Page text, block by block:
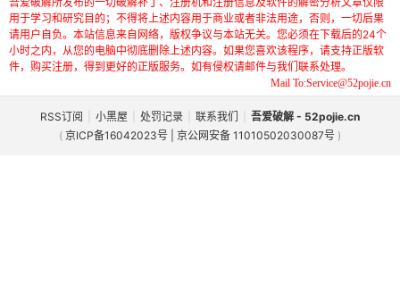
用于学习和研究目的；不得将上述内容用于商业或者非法用途，否则，一切后果
请用户自负。本站信息来自网络，版权争议与本站无关。您必须在下载后的24个
小时之内，从您的电脑中彻底删除上述内容。如果您喜欢该程序，请支持正版软
件，购买注册，得到更好的正版服务。如有侵权请邮件与我们联系处理。
Mail To:Service@52pojie.cn
RSS订阅 小黑屋 处罚记录 联系我们
吾爱破解 - 52pojie.cn
( 京ICP备16042023号 | 京公网安备 11010502030087号 )